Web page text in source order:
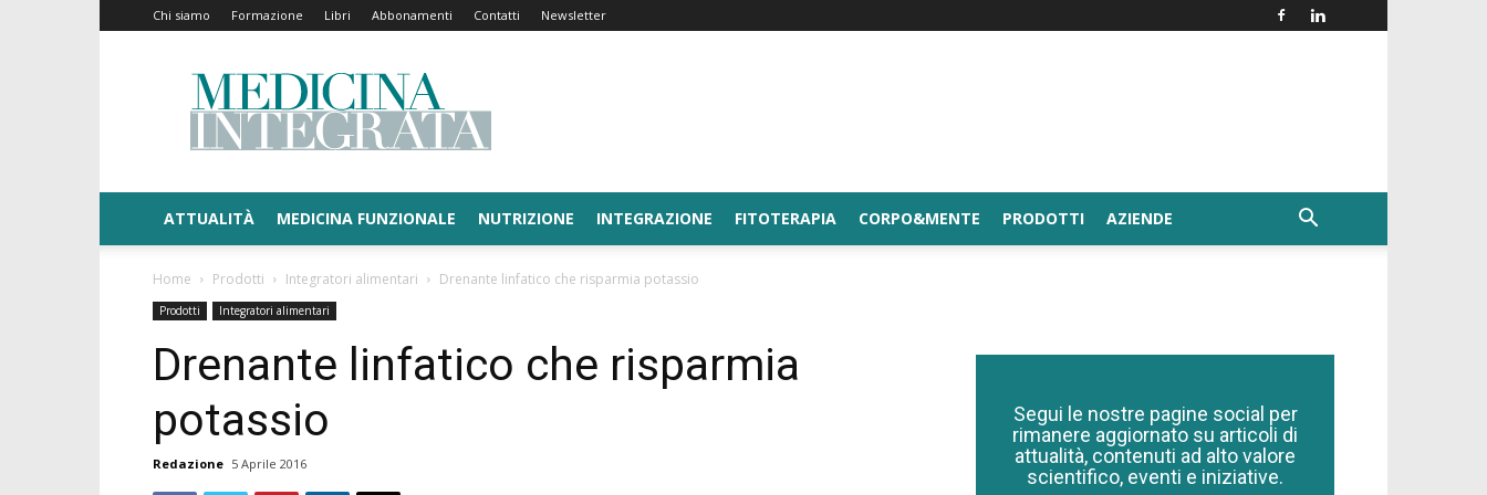
Chi siamo Formazione Libri Abbonamenti Contatti Newsletter
Medicina
Integrata
ATTUALITÀ MEDICINA FUNZIONALE NUTRIZIONE INTEGRAZIONE FITOTERAPIA CORPO&MENTE PRODOTTI AZIENDE
Home Prodotti Integratori alimentari Drenante linfatico che risparmia potassio
Prodotti Integratori alimentari
Drenante linfatico che risparmia
potassio
Redazione 5 Aprile 2016
Segui le nostre pagine social per
rimanere aggiornato su articoli di
attualità, contenuti ad alto valore
scientifico, eventi e iniziative.